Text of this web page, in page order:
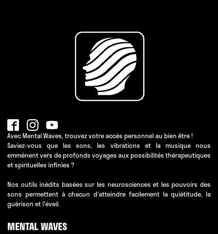
Avec Mental Waves, trouvez votre accès personnel au bien être !
Saviez-vous que les sons, les vibrations et la musique nous
emmènent vers de profonds voyages aux possibilités thérapeutiques
et spirituelles infinies ?
Nos outils inédits basées sur les neurosciences et les pouvoirs des
sons permettent à chacun d'atteindre facilement la quiétitude, la
guérison et l'éveil.
MENTAL WAVES